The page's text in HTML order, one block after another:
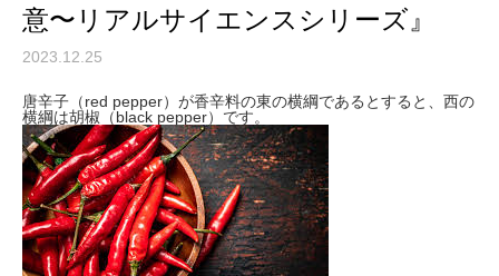
意〜リアルサイエンスシリーズ』
2023.12.25
唐辛子（red pepper）が香辛料の東の横綱であるとすると、西の
横綱は胡椒（black pepper）です。